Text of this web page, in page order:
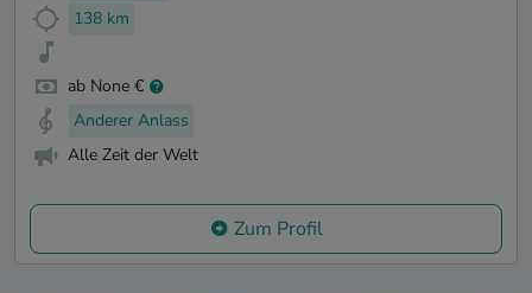
138 km
ab None €
Anderer Anlass
Alle Zeit der Welt
Zum Profil